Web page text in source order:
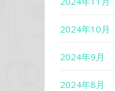
2024年10月
2024年9月
2024年8月